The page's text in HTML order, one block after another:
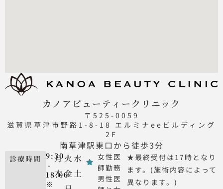
カノアビューティークリニック
〒525-0059
滋賀県草津市野路1-8-18 エルミナeeビルディング
2F
南草津駅東口から徒歩3分
診療時間 9:30
-
18:00
※
月火水
木金土
女性医
師勤務
男性医
★最終受付は17時となり
ます。(施術内容によって
異なります。)